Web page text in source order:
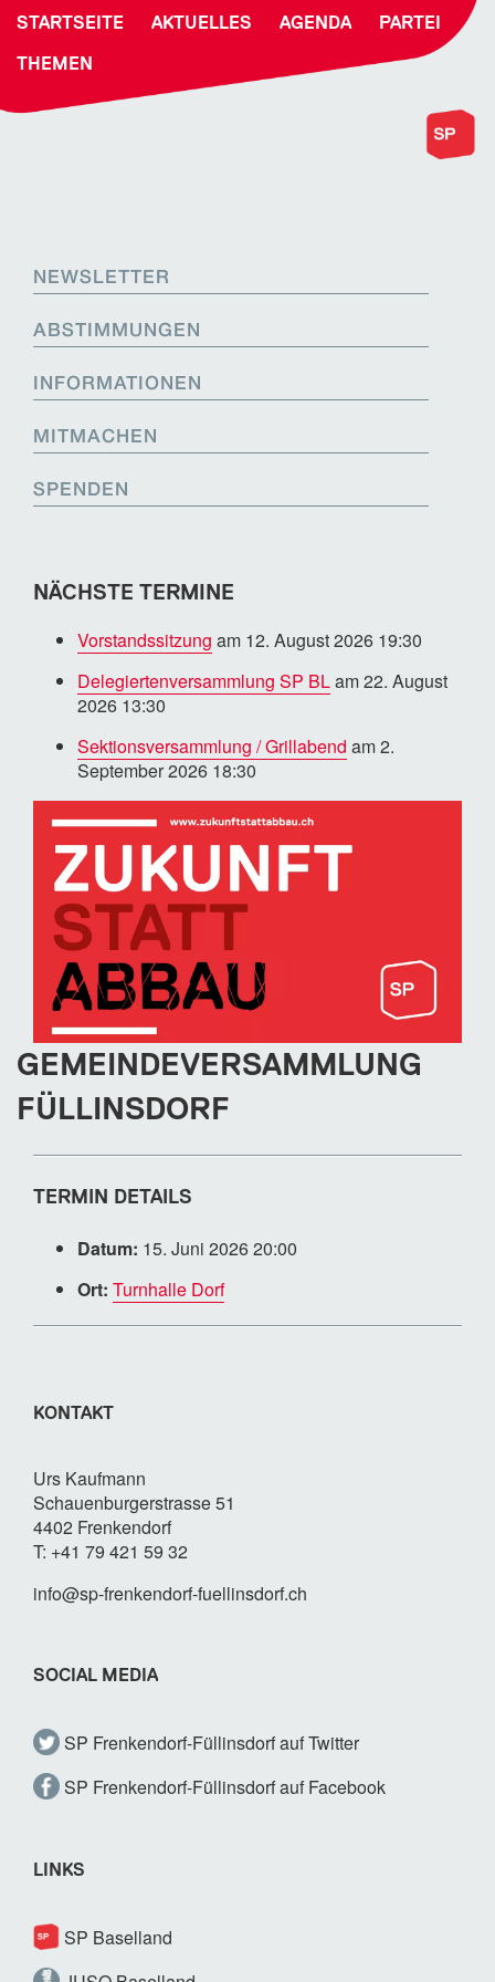
STARTSEITE AKTUELLES AGENDA PARTEI
THEMEN
NEWSLETTER
ABSTIMMUNGEN
INFORMATIONEN
MITMACHEN
SPENDEN
NÄCHSTE TERMINE
Vorstandssitzung am 12. August 2026 19:30
Delegiertenversammlung SP BLam 22. August
2026 13:30
Sektionsversammlung / Grillabend am 2.
September 2026 18:30
GEMEINDEVERSAMMLUNG
FÜLLINSDORF
TERMIN DETAILS
Datum: 15. Juni 2026 20:00
Ort: Turnhalle Dorf
KONTAKT
Urs Kaufmann
Schauenburgerstrasse 51
4402 Frenkendorf
T: +41 79 421 59 32
info@sp-frenkendorf-fuellinsdorf.ch
SOCIAL MEDIA
SP Frenkendorf-Füllinsdorf auf Twitter
SP Frenkendorf-Füllinsdorf auf Facebook
LINKS
SP Baselland